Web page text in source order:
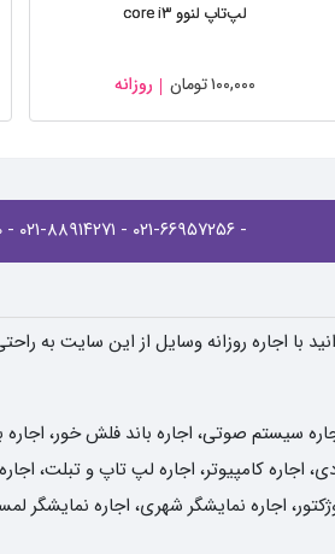
لپ‌تاپ لنوو core i۳
۱۰۰,۰۰۰تومان روزانه
- ۰۲۱-۶۶۹۵۷۲۵۶ - ۰۲۱-۸۸۹۱۴۲۷۱ - ۰۲۱-۶۶۸۳۶۵۸۰
با اجاره روزانه وسایل از این سایت به
سیستم صوتی، اجاره باند فلش خور، اجاره
کامپیوتر، اجاره لپ تاپ و تبلت،
اجاره نمایشگر شهری، اجاره نمایشگر